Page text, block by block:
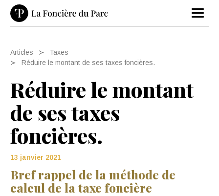
Articles
Taxes
Réduire le montant de ses taxes foncières.
Réduire le montant
de ses taxes
foncières.
13 janvier 2021
Bref rappel de la méthode de
calcul de la taxe foncière